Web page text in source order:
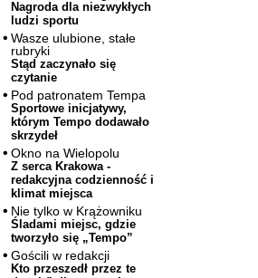
Nagroda dla niezwykłych
ludzi sportu
Wasze ulubione, stałe
rubryki
Stąd zaczynało się
czytanie
Pod patronatem Tempa
Sportowe inicjatywy,
którym Tempo dodawało
skrzydeł
Okno na Wielopolu
Z serca Krakowa -
redakcyjna codzienność i
klimat miejsca
Nie tylko w Krążowniku
Śladami miejsc, gdzie
tworzyło się „Tempo”
Gościli w redakcji
Kto przeszedł przez te